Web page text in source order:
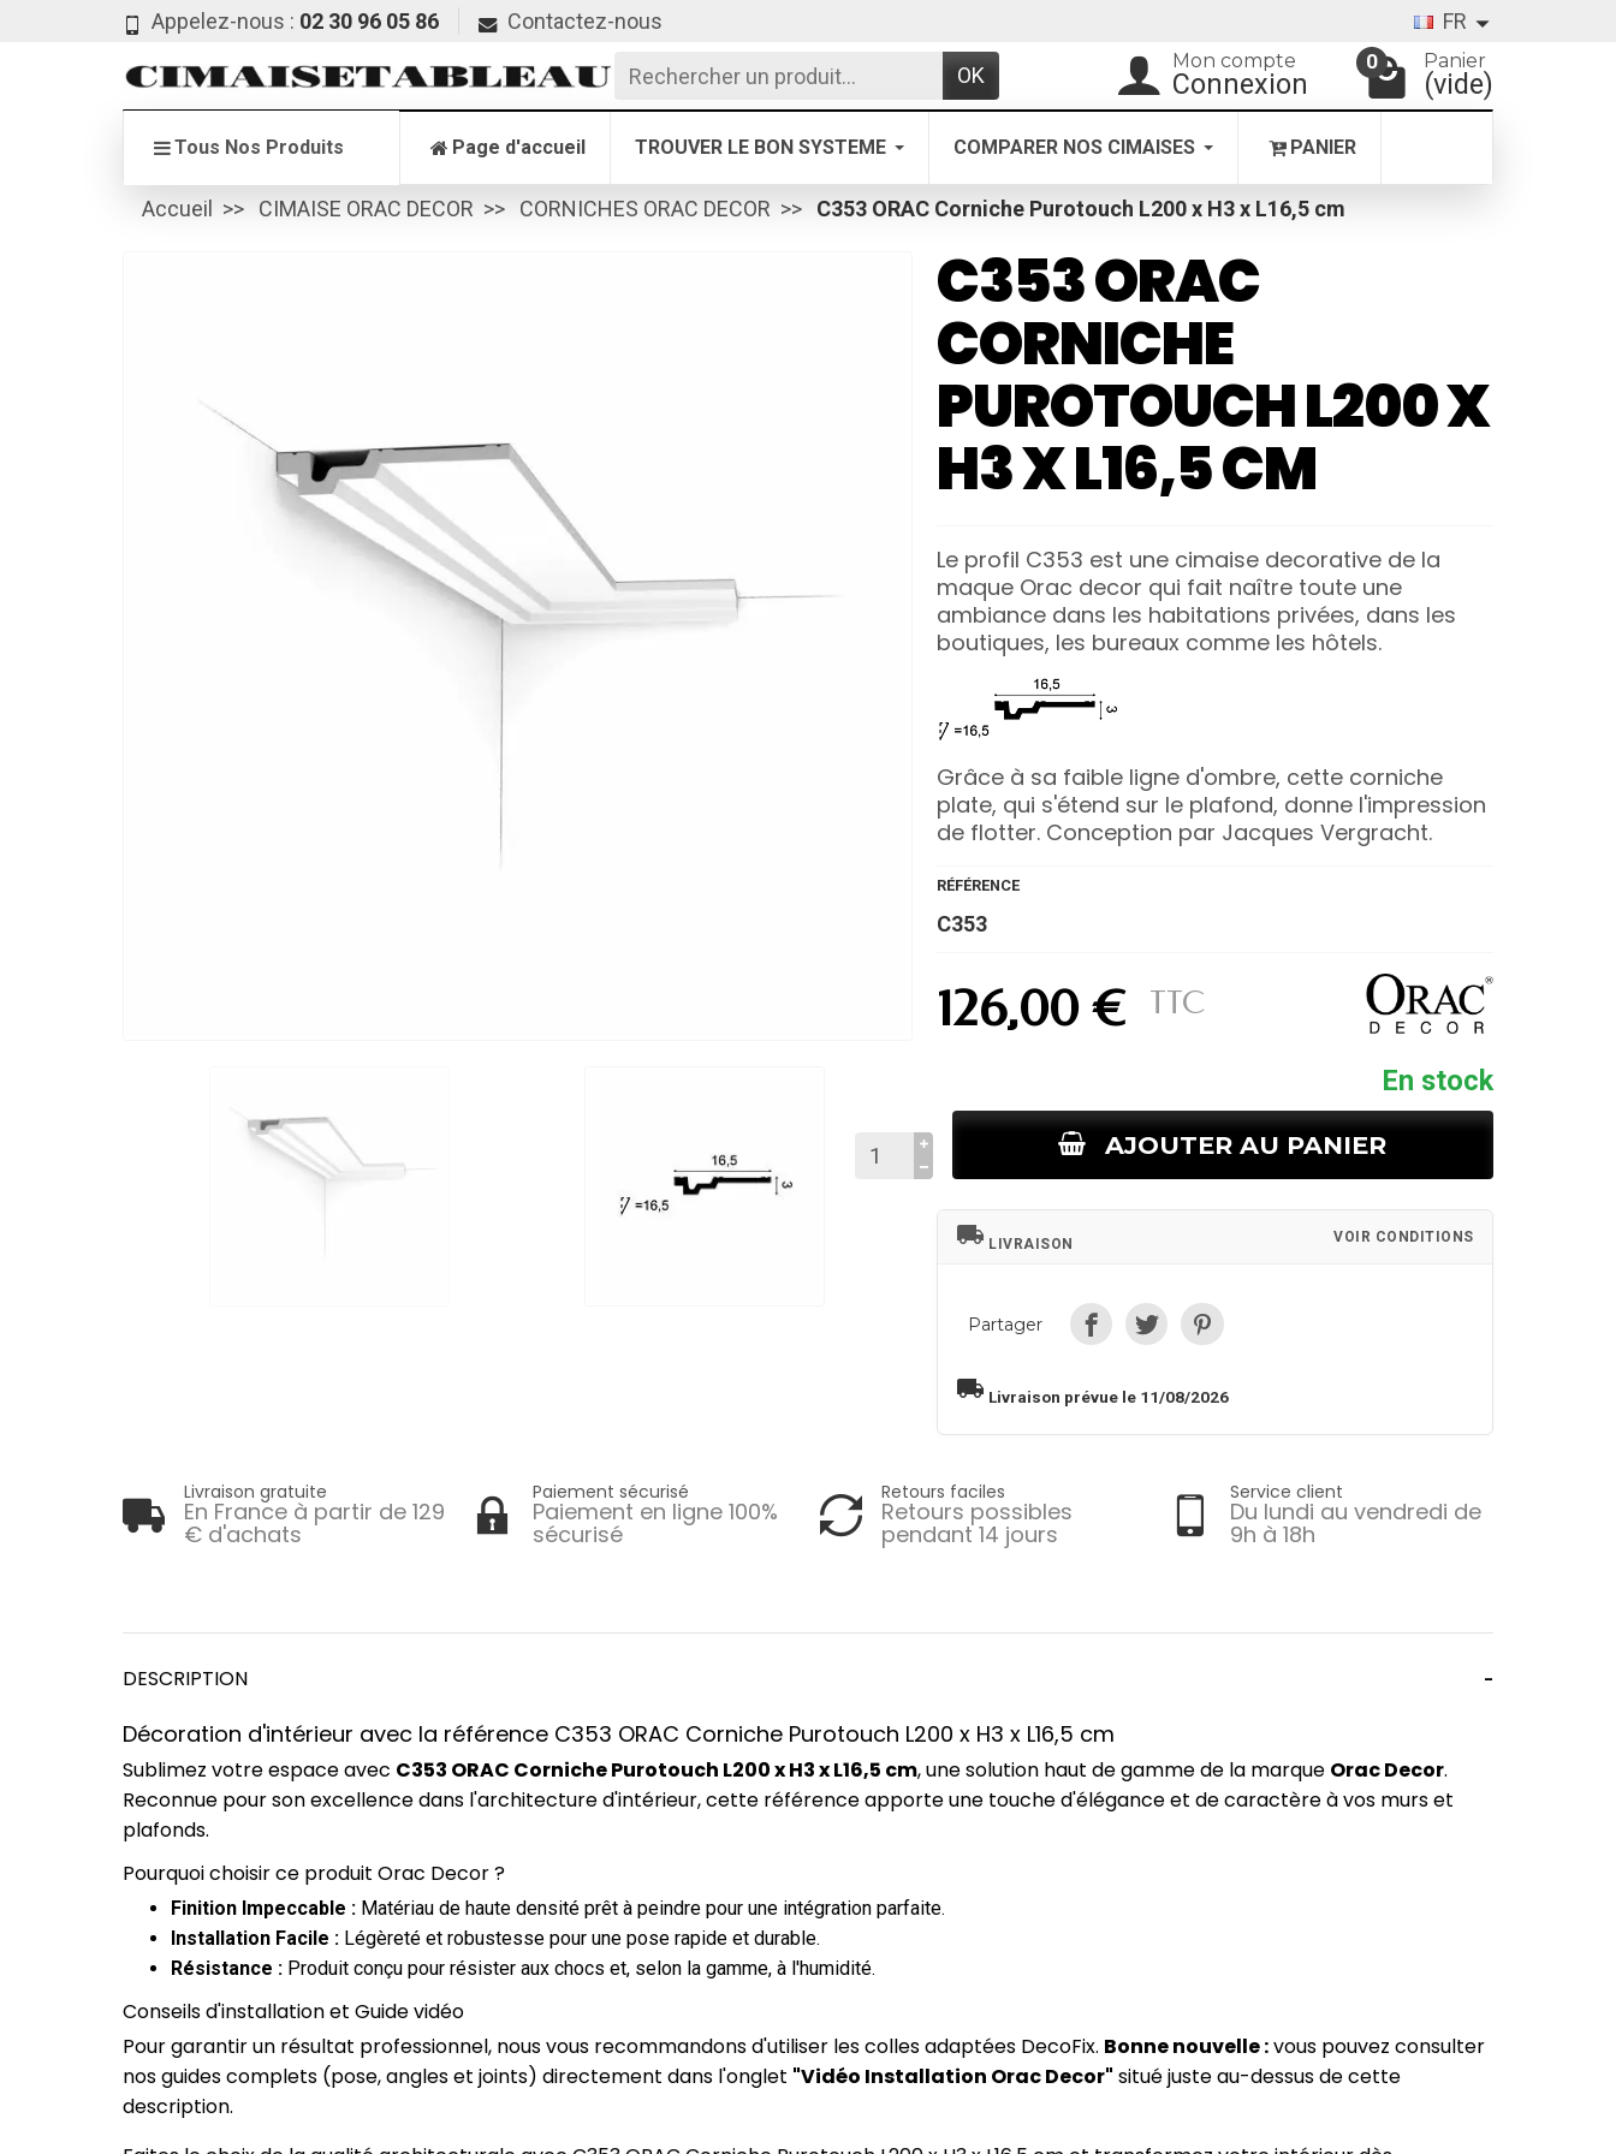
Appelez-nous : 02 30 96 05 86 Contactez-nous FR
OK
Mon compte
Connexion
0 Panier
(vide)
Tous Nos Produits Page d'accueil TROUVER LE BON SYSTEME COMPARER NOS CIMAISES PANIER
Accueil CIMAISE ORAC DECOR CORNICHES ORAC DECOR C353 ORAC Corniche Purotouch L200 x H3 x L16,5 cm
C353 ORAC
CORNICHE
PUROTOUCH L200 X
H3 X L16,5 CM
Le profil C353 est une cimaise decorative de la
maque Orac decor qui fait naître toute une
ambiance dans les habitations privées, dans les
boutiques, les bureaux comme les hôtels.
Grâce à sa faible ligne d'ombre, cette corniche
plate, qui s'étend sur le plafond, donne l'impression
de flotter. Conception par Jacques Vergracht.
RÉFÉRENCE
C353
126,00 € TTC
En stock
AJOUTER AU PANIER
local_shipping LIVRAISON VOIR CONDITIONS
Partager
local_shipping Livraison prévue le 11/08/2026
Livraison gratuite
En France à partir de 129
€ d'achats
Paiement sécurisé
Paiement en ligne 100%
sécurisé
Retours faciles
Retours possibles
pendant 14 jours
Service client
Du lundi au vendredi de
9h à 18h
DESCRIPTION
Décoration d'intérieur avec la référence C353 ORAC Corniche Purotouch L200 x H3 x L16,5 cm
Sublimez votre espace avec C353 ORAC Corniche Purotouch L200 x H3 x L16,5 cm, une solution haut de gamme de la marque Orac Decor.
Reconnue pour son excellence dans l'architecture d'intérieur, cette référence apporte une touche d'élégance et de caractère à vos murs et
plafonds.
Pourquoi choisir ce produit Orac Decor ?
Finition Impeccable : Matériau de haute densité prêt à peindre pour une intégration parfaite.
Installation Facile : Légèreté et robustesse pour une pose rapide et durable.
Résistance : Produit conçu pour résister aux chocs et, selon la gamme, à l'humidité.
Conseils d'installation et Guide vidéo
Pour garantir un résultat professionnel, nous vous recommandons d'utiliser les colles adaptées DecoFix. Bonne nouvelle :vous pouvez consulter
nos guides complets (pose, angles et joints) directement dans l'onglet "Vidéo Installation Orac Decor" situé juste au-dessus de cette
description.